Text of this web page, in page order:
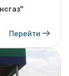
Перейти